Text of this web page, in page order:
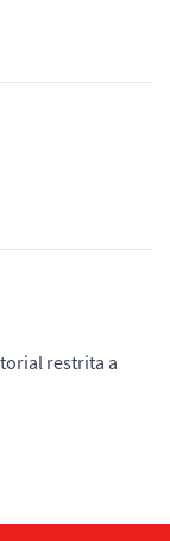
restrita a